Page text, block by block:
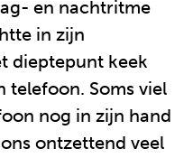
en nachtritme
in zijn
dieptepunt keek
telefoon. Soms viel
nog in zijn hand
ontzettend veel